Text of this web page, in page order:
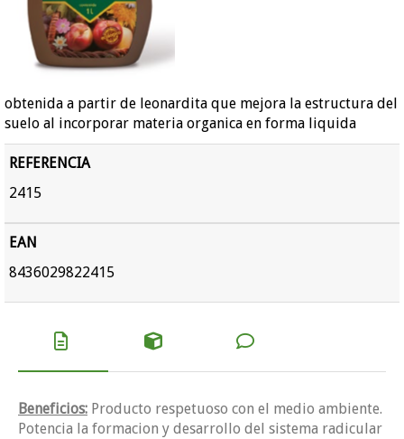
obtenida a partir de leonardita que mejora la estructura del
suelo al incorporar materia organica en forma liquida
REFERENCIA
2415
EAN
8436029822415
Beneficios: Producto respetuoso con el medio ambiente.
Potencia la formacion y desarrollo del sistema radicular